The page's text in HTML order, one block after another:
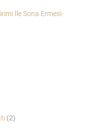
İle Sona Ermesi-
(2)